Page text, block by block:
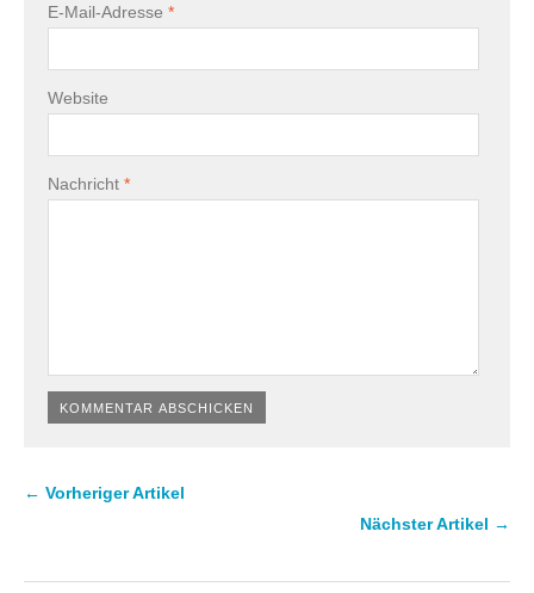
E-Mail-Adresse *
Website
Nachricht *
← Vorheriger Artikel
Nächster Artikel →